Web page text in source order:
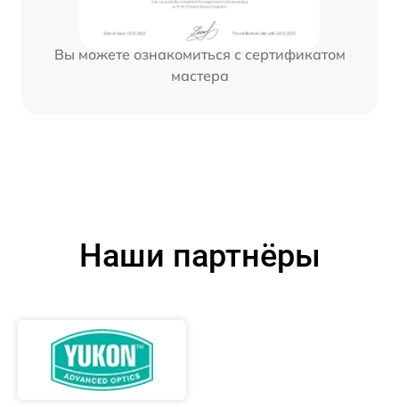
Вы можете ознакомиться с сертификатом
мастера
Наши партнёры